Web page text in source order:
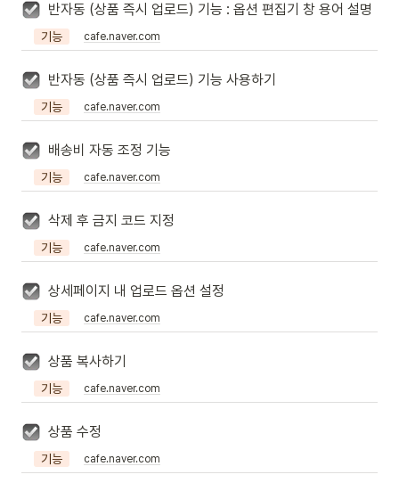
반자동 (상품 즉시 업로드) 기능 : 옵션 편집기 창 용어 설명
기능 cafe.naver.com
반자동 (상품 즉시 업로드) 기능 사용하기
기능 cafe.naver.com
배송비 자동 조정 기능
기능 cafe.naver.com
삭제 후 금지 코드 지정
기능 cafe.naver.com
상세페이지 내 업로드 옵션 설정
기능 cafe.naver.com
상품 복사하기
기능 cafe.naver.com
상품 수정
기능 cafe.naver.com